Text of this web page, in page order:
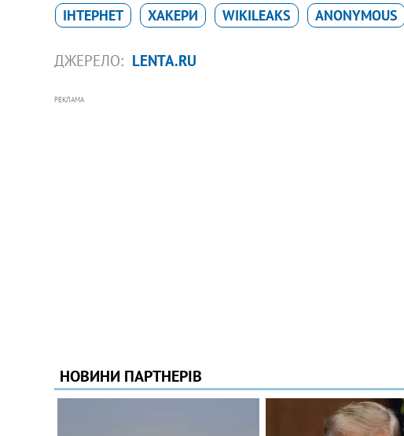
ІНТЕРНЕТ ХАКЕРИ WIKILEAKS ANONYMOUS
ДЖЕРЕЛО: LENTA.RU
РЕКЛАМА